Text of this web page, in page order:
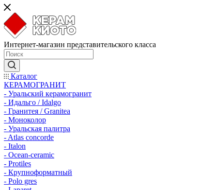
Интернет-магазин представительского класса
Каталог
КЕРАМОГРАНИТ
- Уральский керамогранит
- Идальго / Idalgo
- Гранитея / Granitea
- Моноколор
- Уральская палитра
- Atlas concorde
- Italon
- Ocean-ceramic
- Protiles
- Крупноформатный
- Polo gres